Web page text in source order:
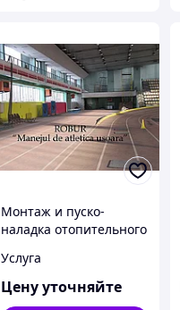
Монтаж и пуско-
наладка отопительного
Услуга
Цену уточняйте